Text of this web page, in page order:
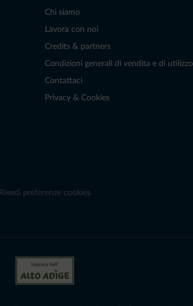
Chi siamo
Lavora con noi
Credits & partners
Condizioni generali di vendita e di utilizzo
Contattaci
Privacy & Cookies
Rivedi preferenze cookies